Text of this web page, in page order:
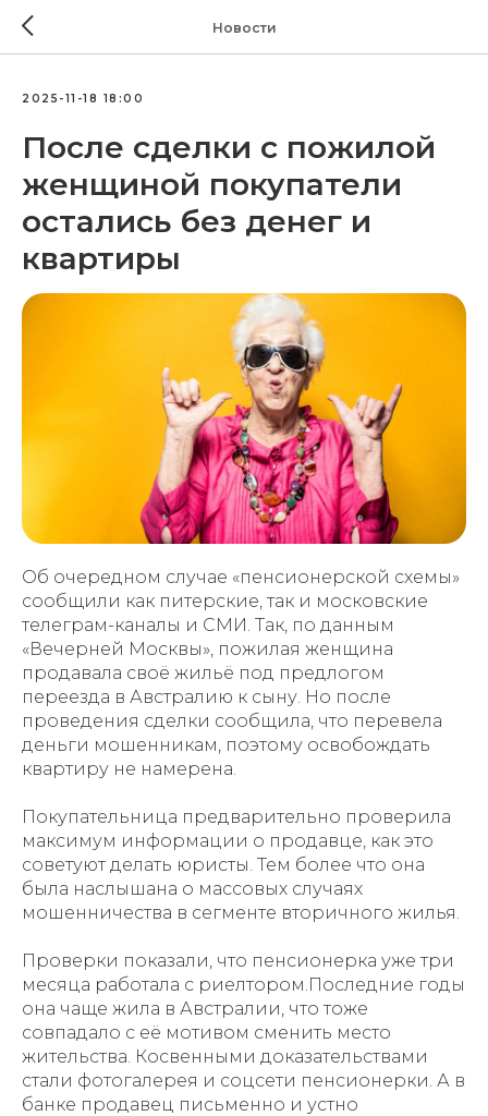
Новости
2025-11-18 18:00
После сделки с пожилой
женщиной покупатели
остались без денег и
квартиры
Об очередном случае «пенсионерской схемы»
сообщили как питерские, так и московские
телеграм-каналы и СМИ. Так, по данным
«Вечерней Москвы», пожилая женщина
продавала своё жильё под предлогом
переезда в Австралию к сыну. Но после
проведения сделки сообщила, что перевела
деньги мошенникам, поэтому освобождать
квартиру не намерена.
Покупательница предварительно проверила
максимум информации о продавце, как это
советуют делать юристы. Тем более что она
была наслышана о массовых случаях
мошенничества в сегменте вторичного жилья.
Проверки показали, что пенсионерка уже три
месяца работала с риелтором.Последние годы
она чаще жила в Австралии, что тоже
совпадало с её мотивом сменить место
жительства. Косвенными доказательствами
стали фотогалерея и соцсети пенсионерки. А в
банке продавец письменно и устно